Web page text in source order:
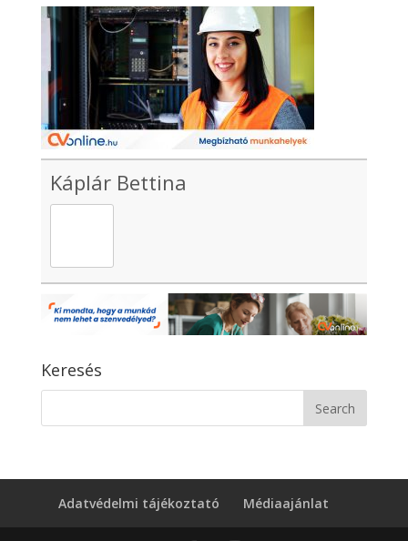
Káplár Bettina
Keresés
Adatvédelmi tájékoztató Médiaajánlat